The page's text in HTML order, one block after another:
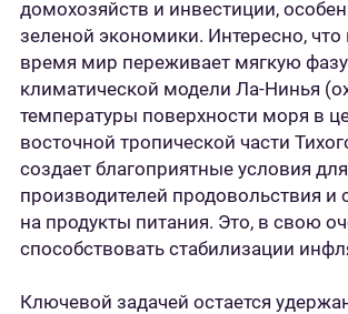
домохозяйств и инвестиции,
зеленой экономики. Интересно,
время мир переживает мягкую фазу
климатической модели Ла-Нинья
температуры поверхности моря в
восточной тропической части
создает благоприятные условия для
производителей продовольствия и
на продукты питания. Это, в свою
способствовать стабилизации
Ключевой задачей остается